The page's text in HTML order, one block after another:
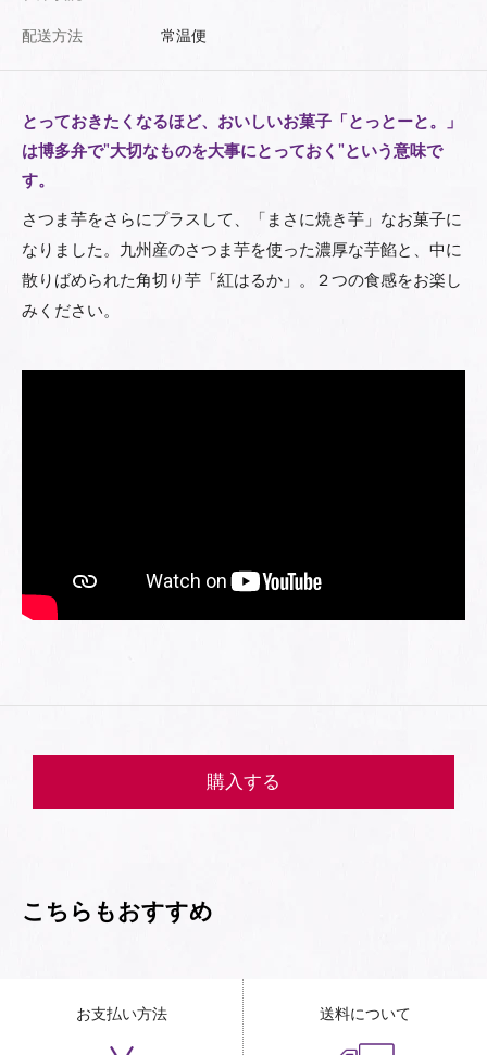
配送方法 常温便
とっておきたくなるほど、おいしいお菓子「とっとーと。」
は博多弁で"大切なものを大事にとっておく"という意味で
す。
さつま芋をさらにプラスして、「まさに焼き芋」なお菓子に
なりました。九州産のさつま芋を使った濃厚な芋餡と、中に
散りばめられた角切り芋「紅はるか」。２つの食感をお楽し
みください。
購入する
こちらもおすすめ
お支払い方法 送料について